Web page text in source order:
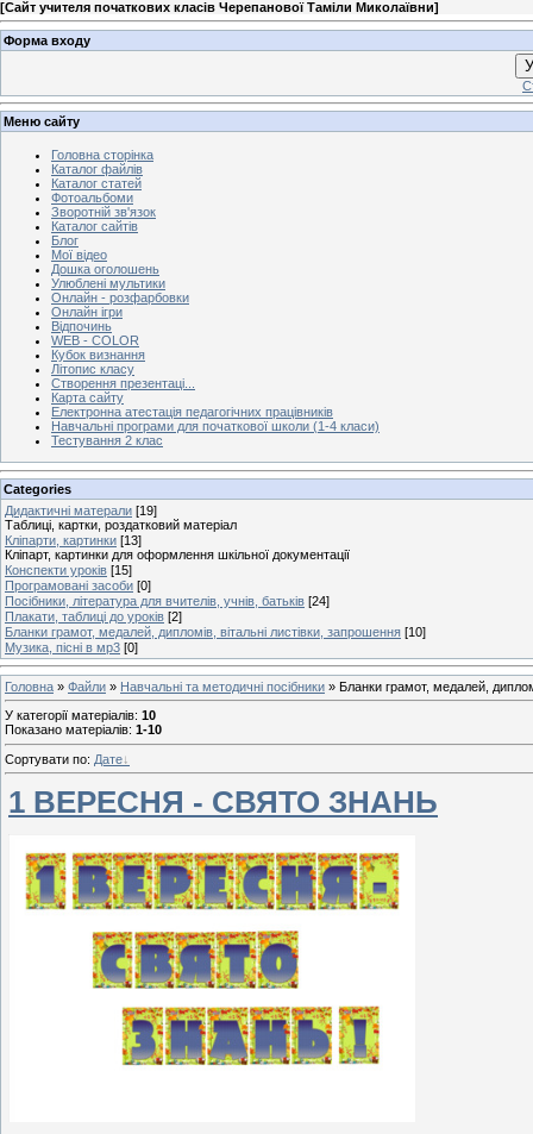
[Сайт учителя початкових класів Черепанової Таміли Миколаївни]
Форма входу
Меню сайту
Головна сторінка
Каталог файлів
Каталог статей
Фотоальбоми
Зворотній зв'язок
Каталог сайтів
Блог
Мої відео
Дошка оголошень
Улюблені мультики
Онлайн - розфарбовки
Онлайн ігри
Відпочинь
WEB - COLOR
Кубок визнання
Літопис класу
Створення презентаці...
Карта сайту
Електронна атестація педагогічних працівників
Навчальні програми для початкової школи (1-4 класи)
Тестування 2 клас
Categories
Дидактичні матерали [19]
Таблиці, картки, роздатковий матеріал
Кліпарти, картинки [13]
Кліпарт, картинки для оформлення шкільної документації
Конспекти уроків [15]
Програмовані засоби [0]
Посібники, література для вчителів, учнів, батьків [24]
Плакати, таблиці до уроків [2]
Бланки грамот, медалей, дипломів, вітальні листівки, запрошення [10]
Музика, пісні в мр3 [0]
Головна » Файли » Навчальні та методичні посібники » Бланки грамот, медалей,
У категорії матеріалів: 10
Показано матеріалів: 1-10
Сортувати по: Дате
1 ВЕРЕСНЯ - СВЯТО ЗНАНЬ